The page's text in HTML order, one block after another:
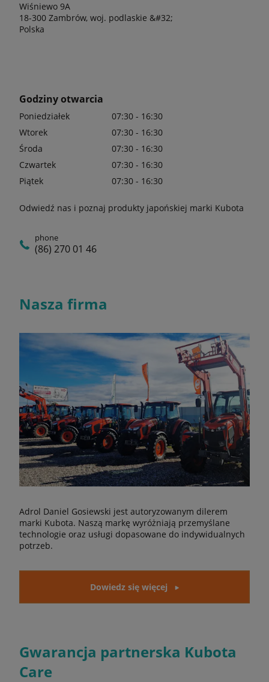
Wiśniewo 9A
18-300 Zambrów, woj. podlaskie &#32;
Polska
Godziny otwarcia
Poniedziałek
07:30 - 16:30
Wtorek
07:30 - 16:30
Środa
07:30 - 16:30
Czwartek
07:30 - 16:30
Piątek
07:30 - 16:30
Odwiedź nas i poznaj produkty japońskiej marki Kubota
phone
(86) 270 01 46
Nasza firma
Adrol Daniel Gosiewski jest autoryzowanym dilerem
marki Kubota. Naszą markę wyróżniają przemyślane
technologie oraz usługi dopasowane do indywidualnych
potrzeb.
Dowiedz się więcej
Gwarancja partnerska Kubota
Care